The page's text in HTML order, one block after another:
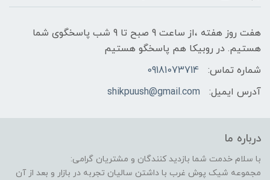
هفت روز هفته ،از ساعت 9 صبح تا 9 شب پاسخگوی شما
هستیم. در روبیکا هم پاسخگو هستیم
شماره تماس:
09181073714
آدرس ایمیل:
shikpuush@gmail.com
درباره ما
با سلام خدمت شما بازدید کنندگان و مشتریان گرامی:
مجموعه شیک پوش غرب با داشتن سالیان تجربه در بازار و بعد از آن